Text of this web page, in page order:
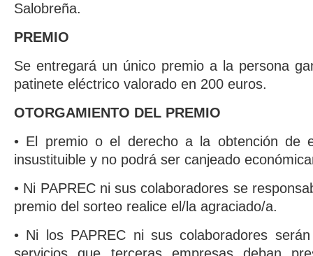
Salobreña.
PREMIO
Se entregará un único premio a la persona
patinete eléctrico valorado en 200 euros.
OTORGAMIENTO DEL PREMIO
• El premio o el derecho a la obtención de
insustituible y no podrá ser canjeado
• Ni PAPREC ni sus colaboradores se
premio del sorteo realice el/la agraciado/a.
• Ni los PAPREC ni sus colaboradores